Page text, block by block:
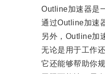
Outline加速器是一
通过Outline加速器
另外，Outline加速
无论是用于工作还
它还能够帮助你规